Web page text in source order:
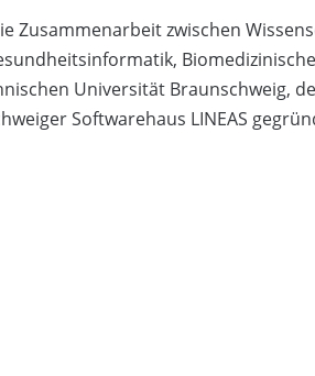
Zusammenarbeit zwischen
Universität Braunschweig,
Softwarehaus LINEAS